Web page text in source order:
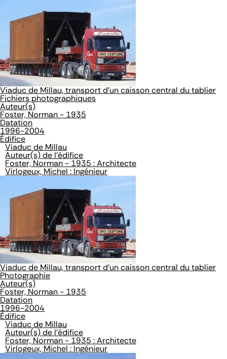
Viaduc de Millau, transport d'un caisson central du tablier
Fichiers photographiques
Auteur(s)
Foster, Norman - 1935
Datation
1996-2004
Édifice
Viaduc de Millau
Auteur(s) de l'édifice
Foster, Norman - 1935 : Architecte
Virlogeux, Michel : Ingénieur
Viaduc de Millau, transport d'un caisson central du tablier
Photographie
Auteur(s)
Foster, Norman - 1935
Datation
1996-2004
Édifice
Viaduc de Millau
Auteur(s) de l'édifice
Foster, Norman - 1935 : Architecte
Virlogeux, Michel : Ingénieur